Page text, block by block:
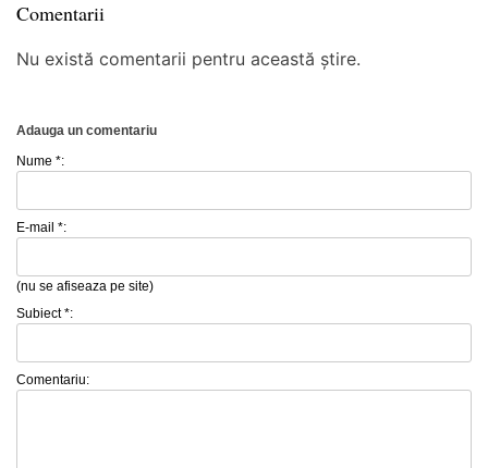
Comentarii
Nu există comentarii pentru această știre.
Adauga un comentariu
Nume *:
E-mail *:
(nu se afiseaza pe site)
Subiect *:
Comentariu: